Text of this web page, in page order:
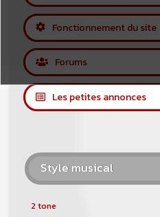
Fonctionnement du site
Forums
Les petites annonces
Style musical
2 tone